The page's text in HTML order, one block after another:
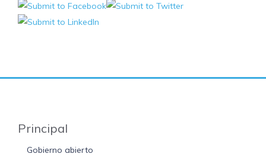
Principal
Gobierno abierto